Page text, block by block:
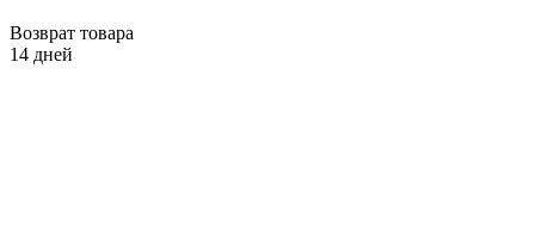
Возврат товара
14 дней